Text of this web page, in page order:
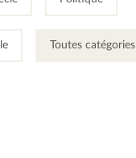
Toutes catégories